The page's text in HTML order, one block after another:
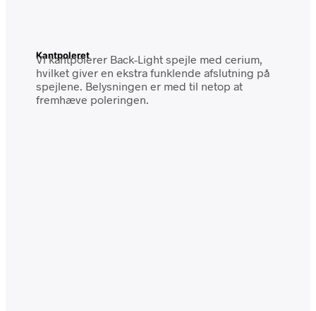
Kantpoleret
Vi kantpolerer Back-Light spejle med cerium,
hvilket giver en ekstra funklende afslutning på
spejlene. Belysningen er med til netop at
fremhæve poleringen.